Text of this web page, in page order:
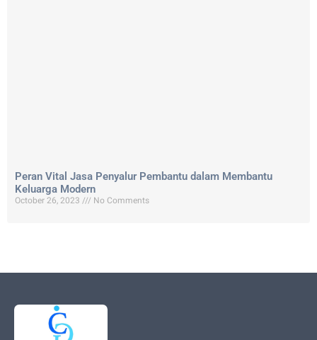
Peran Vital Jasa Penyalur Pembantu dalam Membantu
Keluarga Modern
October 26, 2023
No Comments